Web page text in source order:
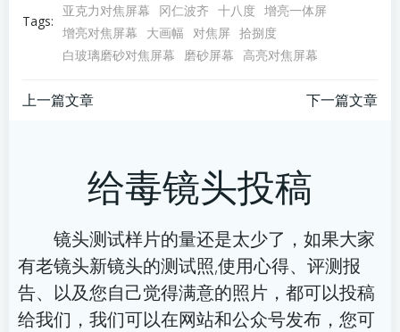
Tags:
亚克力对焦屏幕
冈仁波齐 十八度 增亮一体屏
增亮对焦屏幕
大画幅 对焦屏 拾捌度
白玻璃磨砂对焦屏幕
磨砂屏幕 高亮对焦屏幕
文
航
上一篇文章
导
航
下一篇文章
给毒镜头投稿
镜头测试样片的量还是太少了，如果大家
有老镜头新镜头的测试照,使用心得、评测报
告、以及您自己觉得满意的照片，都可以投稿
给我们，我们可以在网站和公众号发布，您可